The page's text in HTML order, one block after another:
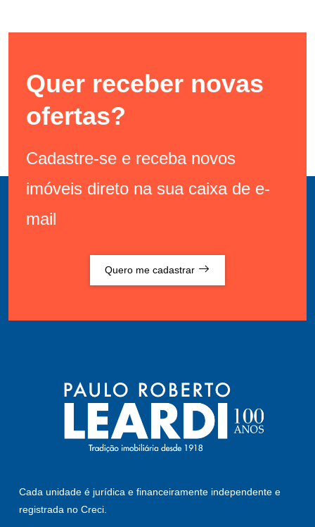
Quer receber novas
ofertas?
Cadastre-se e receba novos
imóveis direto na sua caixa de e-
mail
Quero me cadastrar
Cada unidade é jurídica e financeiramente independente e
registrada no Creci.